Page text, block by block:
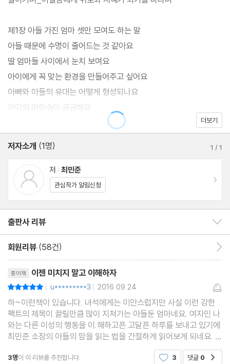
이해하지 못하는 것은 당연하다고 말한다. 그가 초보 아들맘에게 꼭
해주는 말이 있다.
“아들을 가르칠 때는 요령과 방법이 필요합니다. 남자아이는 여자아
이와 다르게 설계되어 있습니다. 이 사실을 먼저 수용해야 아들이 좋
은 어른으로 성장해나갈 수 있습니다.”
2009년부터 현재까지 전국 17곳의 자라다남아미술연구소를 거친
남자아이만 수천 명이다. 그동안 아이들이 부모님과 학교 선생님에
게 말하지 못한 속마음을 꺼내고 밝게 성장할 수 있도록 미술 놀이로
아이들을 이끌었다. 저자는 행동을 통제하고 지침을 주는 수직적인
면서 교육 현장에서 자연스레 터득한 남자아이의 특성이 있었다. 그
는 이 경험을 바탕으로 초보 아들맘이 아들의 재능, 가능성, 비밀, 이
해할 수 없는 행동 등을 쉽게 이해할 수 있도록 돕는 사례를 모았다.
그리고 그의 노하우를 모두 담았다. ‘세상의 모든 아들은 사고뭉
치’라는 편견에 맞서면서 남자아이를 교육해야 하는 어른들에게 ‘아
들’에 관한 정서적 이해와 지식을 제공하는 것이 목적이다.
제1장 아들 가진 엄마 셋만 모여도 하는 말
아들 때문에 수명이 줄어드는 것 같아요
딸 엄마들 사이에서 눈치 보여요
아이에게 꼭 맞는 환경을 만들어주고 싶어요
아빠와 아들의 유대는 어떻게 형성되나요
아이의 머릿속이 궁금해요
아들이 좋은 남자로 성장하면 좋겠어요
제2장 우리 아들은 대체 왜 이럴까요?
하면 안 된다고 따끔하게 말하고 싶어요
아이에게 무시받는 기분이 들어요
언어 감각을 키워주고 싶어요
우리 아이가 무채색으로만 그림을 그려요
아이가 너무 내향적이라서 속상해요
폭력적인 성향이 있어서 걱정돼요
아이가 공격적인 놀이만 재미있어 해요
지나치게 1등에 집착해요
처음 해보는 놀이와 공부를 싫어해요
아들이 대화를 피해요
더보기
저자소개 (1명) 1 /1
저 : 최민준
관심작가 알림신청
출판사 리뷰
회원리뷰 (58건)
종이책 이젠 미치지 말고 이해하자
| u*********3 | 2016.09.24
하~이런책이 있습니다. 녀석에게는 미안스럽지만 사실 이런 강한
팩트의 제목이 끌릴만큼 많이 지쳐가는 아들둔 엄마네요. 여자인 나
와는 다른 이성의 행동을 이.해하고픈 고달픈 하루를 보내고 있기에
최민준 소장의 아들의 맘을 읽는 법을 간절하게 읽어보게 되네요.
그런데 막상 이책이 왔을때 아들녀석의 분위기는 사뭇 심각했습니
다. 걸걸한 목소리로 "엄마, 이런책
3명이 이 리뷰를 추천합니다. 3 댓글 0